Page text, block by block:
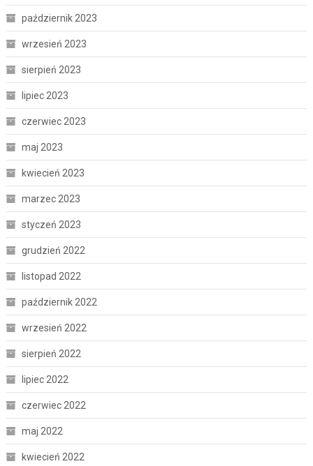
październik 2023
wrzesień 2023
sierpień 2023
lipiec 2023
czerwiec 2023
maj 2023
kwiecień 2023
marzec 2023
styczeń 2023
grudzień 2022
listopad 2022
październik 2022
wrzesień 2022
sierpień 2022
lipiec 2022
czerwiec 2022
maj 2022
kwiecień 2022